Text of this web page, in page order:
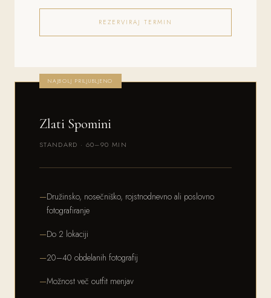
REZERVIRAJ TERMIN
NAJBOLJ PRILJUBLJENO
Zlati Spomini
STANDARD · 60–90 MIN
Družinsko, nosečniško, rojstnodnevno ali poslovno
fotografiranje
Do 2 lokaciji
20–40 obdelanih fotografij
Možnost več outfit menjav